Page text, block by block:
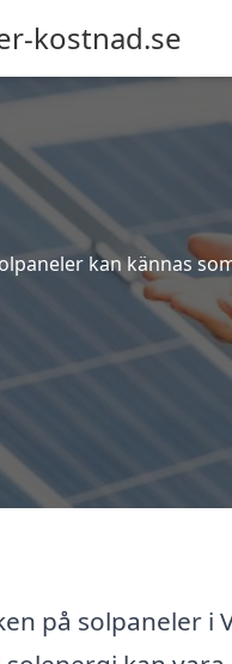
kostnad.se
kan kännas
på solpaneler i